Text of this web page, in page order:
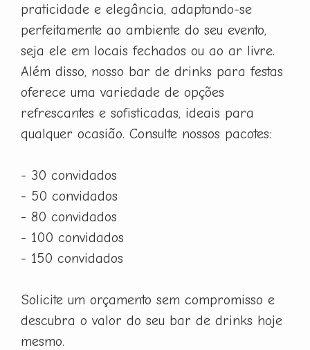
praticidade e elegância, adaptando-se
perfeitamente ao ambiente do seu evento,
seja ele em locais fechados ou ao ar livre.
Além disso, nosso bar de drinks para festas
oferece uma variedade de opções
refrescantes e sofisticadas, ideais para
qualquer ocasião. Consulte nossos pacotes:
- 30 convidados
- 50 convidados
- 80 convidados
- 100 convidados
- 150 convidados
Solicite um orçamento sem compromisso e
descubra o valor do seu bar de drinks hoje
mesmo.